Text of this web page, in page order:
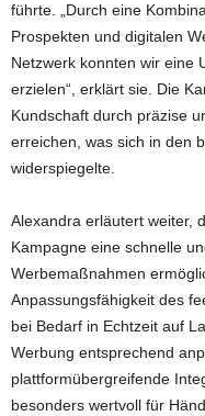
führte. „Durch eine
Prospekten und digitalen
Netzwerk konnten wir eine
erzielen“, erklärt sie. Die
Kundschaft durch präzise
erreichen, was sich in den
widerspiegelte.
Alexandra erläutert weiter,
Kampagne eine schnelle
Werbemaßnahmen
Anpassungsfähigkeit des
bei Bedarf in Echtzeit auf
Werbung entsprechend
plattformübergreifende
besonders wertvoll für